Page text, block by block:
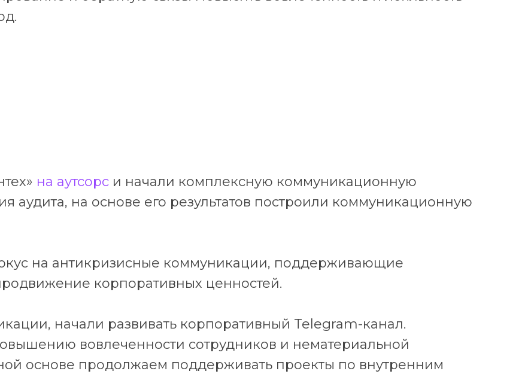
на аутсорс и начали комплексную коммуникационную
аудита, на основе его результатов построили коммуникационную
на антикризисные коммуникации, поддерживающие
корпоративных ценностей.
начали развивать корпоративный Telegram-канал.
вовлеченности сотрудников и нематериальной
основе продолжаем поддерживать проекты по внутренним